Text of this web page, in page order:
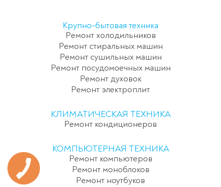
Крупно-бытовая техника
Ремонт холодильников
Ремонт стиральных машин
Ремонт сушильных машин
Ремонт посудомоечных машин
Ремонт духовок
Ремонт электроплит
КЛИМАТИЧЕСКАЯ ТЕХНИКА
Ремонт кондиционеров
КОМПЬЮТЕРНАЯ ТЕХНИКА
Ремонт компьютеров
Ремонт моноблоков
Ремонт ноутбуков